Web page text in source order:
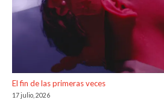
El fin de las primeras veces
17 julio, 2026